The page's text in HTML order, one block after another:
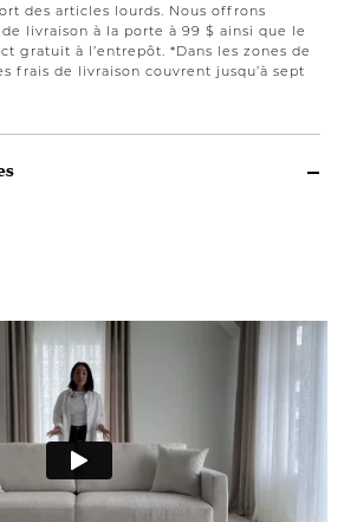
des articles lourds. Nous offrons
livraison à la porte à 99 $ ainsi que le
gratuit à l’entrepôt. *Dans les zones de
frais de livraison couvrent jusqu’à sept